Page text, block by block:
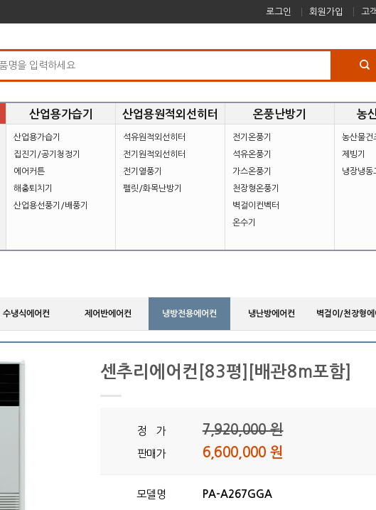
로그인 회원가입 고
산업용가습기
산업용가습기
집진기/공기청정기
에어커튼
해충퇴치기
산업용선풍기/배풍기
산업용원적외선히터
석유원적외선히터
전기원적외선히터
전기열풍기
펠릿/화목난방기
온풍난방기
전기온풍기
석유온풍기
가스온풍기
천장형온풍기
벽걸이컨벡터
온수기
농
농산물건
제빙기
냉장냉동
수냉식에어컨 제어반에어컨 냉방전용에어컨 냉난방에어컨 벽걸이/천장형에
센추리에어컨[83평][배관8m포함]
정 가 7,920,000 원
판매가 6,600,000 원
모델명 PA-A267GGA